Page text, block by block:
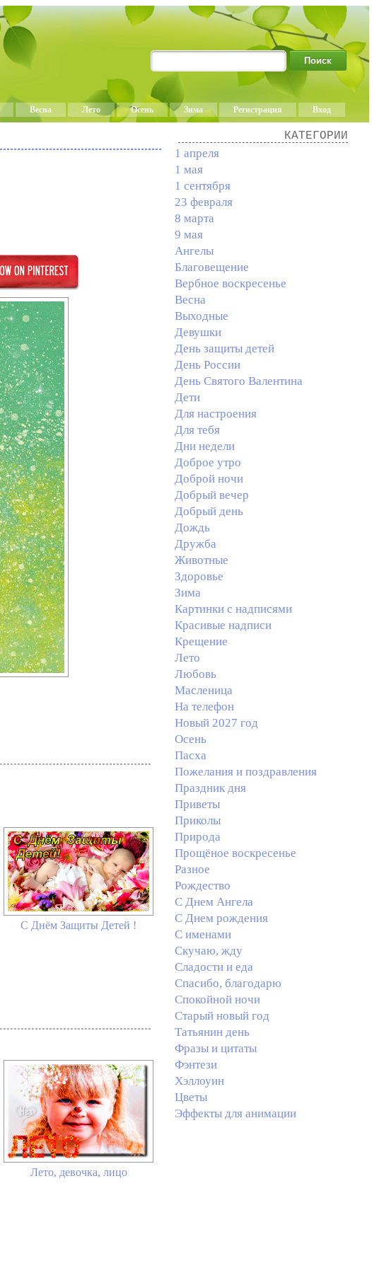
Весна Лето Осень Зима Регистрация Вход
С Днём Защиты Детей !
Лето, девочка, лицо
КАТЕГОРИИ
1 апреля
1 мая
1 сентября
23 февраля
8 марта
9 мая
Ангелы
Благовещение
Вербное воскресенье
Весна
Выходные
Девушки
День защиты детей
День России
День Святого Валентина
Дети
Для настроения
Для тебя
Дни недели
Доброе утро
Доброй ночи
Добрый вечер
Добрый день
Дождь
Дружба
Животные
Здоровье
Зима
Картинки с надписями
Красивые надписи
Крещение
Лето
Любовь
Масленица
На телефон
Новый 2027 год
Осень
Пасха
Пожелания и поздравления
Праздник дня
Приветы
Приколы
Природа
Прощёное воскресенье
Разное
Рождество
С Днем Ангела
С Днем рождения
С именами
Скучаю, жду
Сладости и еда
Спасибо, благодарю
Спокойной ночи
Старый новый год
Татьянин день
Фразы и цитаты
Фэнтези
Хэллоуин
Цветы
Эффекты для анимации